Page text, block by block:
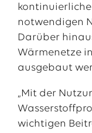
notwendigen
Darüber
Wärmenetze
ausgebaut
„Mit der
wichtigen